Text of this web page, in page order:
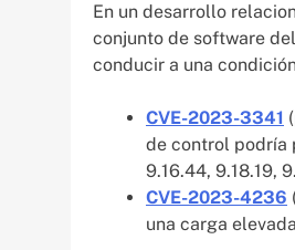
En un desarrollo
conjunto de software
conducir a una
CVE-2023-3341
de control podría
9.16.44, 9.18.19,
CVE-2023-4236
una carga